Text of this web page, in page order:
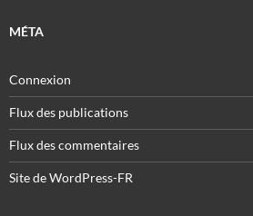
MÉTA
Connexion
Flux des publications
Flux des commentaires
Site de WordPress-FR